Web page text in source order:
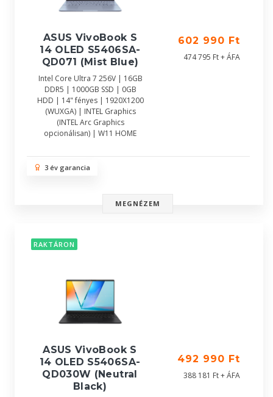
ASUS VivoBook S
14 OLED S5406SA-
QD071 (Mist Blue)
Intel Core Ultra 7 256V | 16GB
DDR5 | 1000GB SSD | 0GB
HDD | 14" fényes | 1920X1200
(WUXGA) | INTEL Graphics
(INTEL Arc Graphics
opcionálisan) | W11 HOME
602 990 Ft
474 795 Ft + ÁFA
3 év garancia
MEGNÉZEM
RAKTÁRON
ASUS VivoBook S
14 OLED S5406SA-
QD030W (Neutral
Black)
492 990 Ft
388 181 Ft + ÁFA